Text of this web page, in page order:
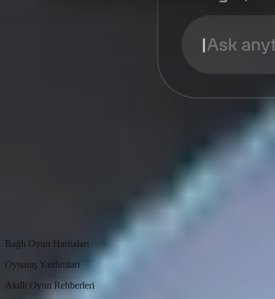
Bağlı Oyun Haritaları
Oynanış Yardımları
Akıllı Oyun Rehberleri